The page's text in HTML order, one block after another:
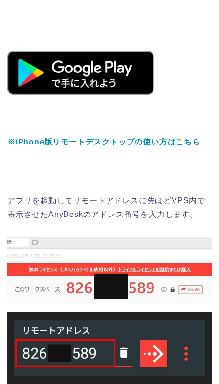
※iPhone版リモートデスクトップの使い方はこちら
アプリを起動してリモートアドレスに先ほどVPS内で
表示させたAnyDeskのアドレス番号を入力します。